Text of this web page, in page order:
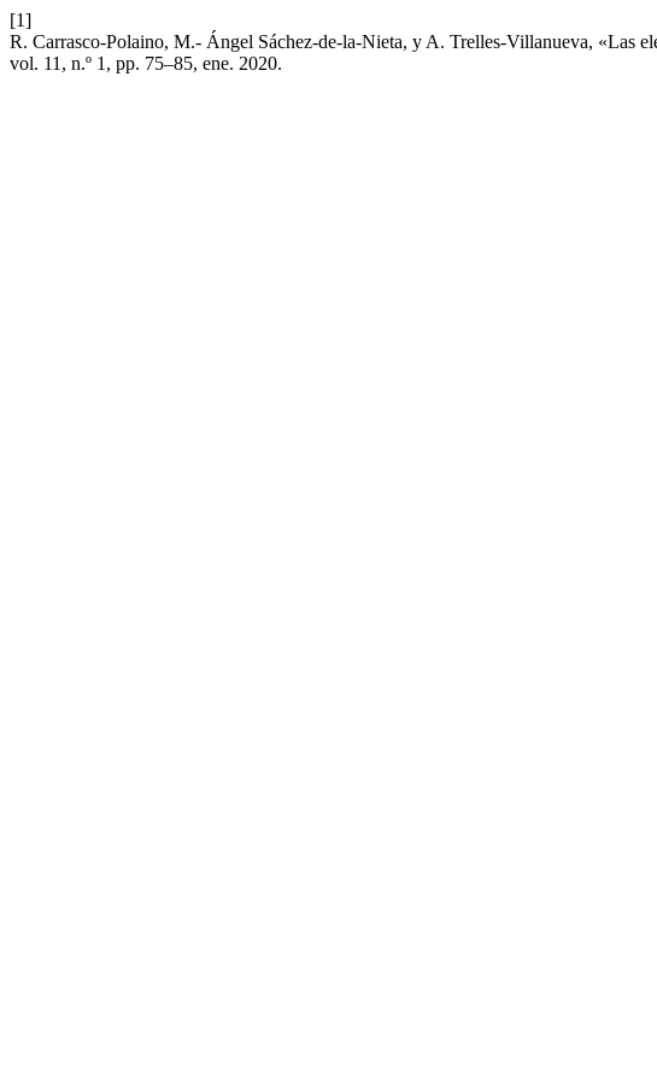
[1]
R. Carrasco-Polaino, M.- Ángel Sáchez-de-la-Nieta, y A. Trelles-Villanueva, «Las
vol. 11, n.º 1, pp. 75–85, ene. 2020.